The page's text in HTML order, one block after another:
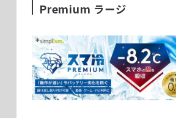
Premium ラージ